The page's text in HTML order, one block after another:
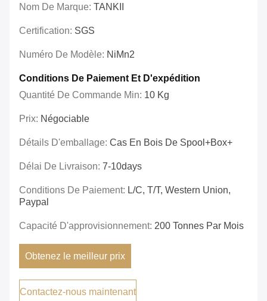
Nom De Marque: TANKII
Certification: SGS
Numéro De Modèle: NiMn2
Conditions De Paiement Et D'expédition
Quantité De Commande Min: 10 Kg
Prix: Négociable
Détails D'emballage: Cas En Bois De Spool+box+
Délai De Livraison: 7-10days
Conditions De Paiement: L/C, T/T, Western Union,
Paypal
Capacité D'approvisionnement: 200 Tonnes Par Mois
Obtenez le meilleur prix
Contactez-nous maintenant